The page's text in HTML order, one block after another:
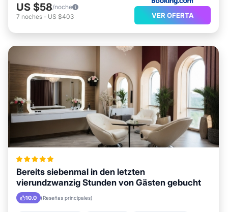
US $58/noche
7 noches - US $403 VER OFERTA
Bereits siebenmal in den letzten
vierundzwanzig Stunden von Gästen gebucht
10.0 (Reseñas principales)